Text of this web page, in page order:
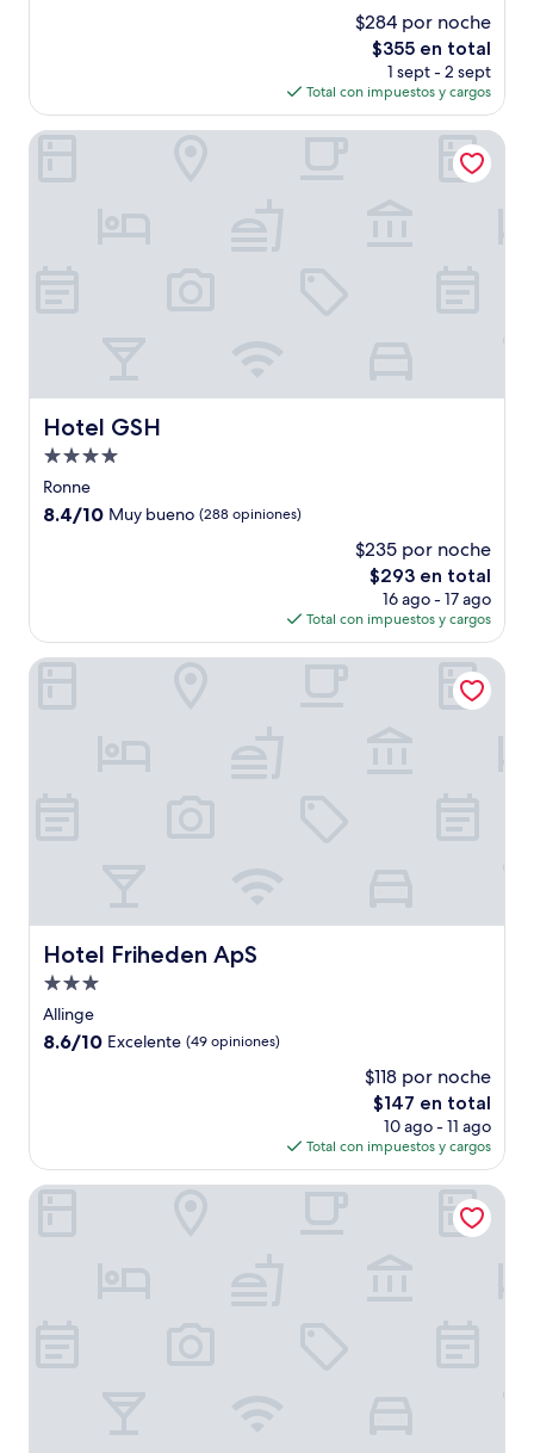
$284 por noche
El
precio
actual
es
de
$355 en total
1 sept - 2 sept
Total con impuestos y cargos
Hotel GSH
Hotel GSH
Propiedad
de
4.0
Ronne
8.4
opiniones)
8.4/10 Muy bueno (288 opiniones)
$235 por noche
El
precio
actual
es
de
$293 en total
16 ago - 17 ago
Total con impuestos y cargos
Hotel GSH
Hotel Friheden ApS
Hotel Friheden ApS
Propiedad
de
3.0
Allinge
8.6
8.6/10 Excelente (49 opiniones)
$118 por noche
El
precio
actual
es
de
$147 en total
10 ago - 11 ago
Total con impuestos y cargos
Hotel Friheden ApS
Albi's Sandvig